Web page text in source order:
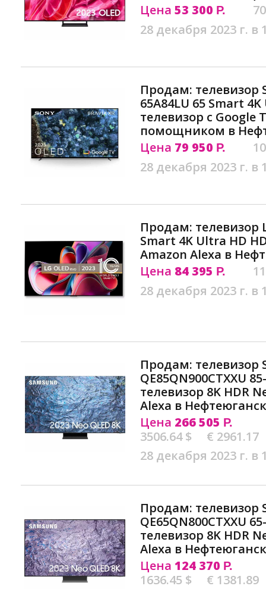
Цена 53 300 Р.
28 декабря 2023 г. в
Продам: телевизор
65A84LU 65 Smart
телевизор с Google
помощником в
Цена 79 950 Р.
28 декабря 2023 г. в
Продам: телевизор
Smart 4K Ultra HD
Amazon Alexa в
Цена 84 395 Р.
28 декабря 2023 г. в
Продам: телевизор
QE85QN900CTXXU
телевизор 8K HDR
Alexa в
Цена 266 505 Р.
3506.64 $
€ 2961.17
28 декабря 2023 г. в
Продам: телевизор
QE65QN800CTXXU
телевизор 8K HDR
Alexa в
Цена 124 370 Р.
1636.45 $
€ 1381.89